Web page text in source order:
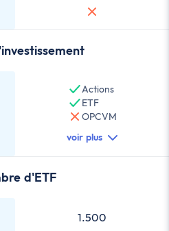
Actions
ETF
OPCVM
voir plus
d'ETF
1.500